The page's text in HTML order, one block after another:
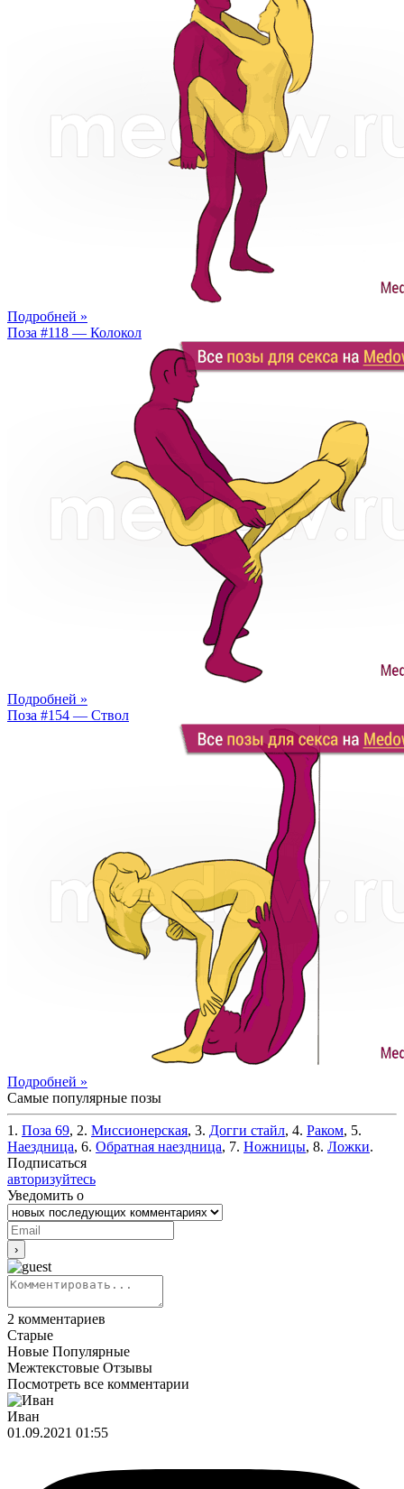
Подробней »
Поза #118 — Колокол
Подробней »
Поза #154 — Ствол
Подробней »
Самые популярные позы
1. Поза 69, 2. Миссионерская, 3. Догги стайл, 4. Раком, 5.
Наездница, 6. Обратная наездница, 7. Ножницы, 8. Ложки.
Подписаться
авторизуйтесь
Уведомить о
2 комментариев
Старые
Новые Популярные
Межтекстовые Отзывы
Посмотреть все комментарии
Иван
01.09.2021 01:55